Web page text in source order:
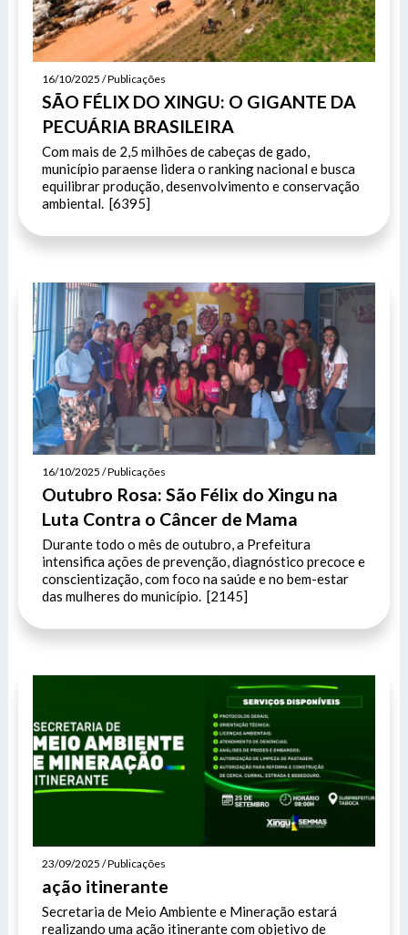
16/10/2025 / Publicações
SÃO FÉLIX DO XINGU: O GIGANTE DA
PECUÁRIA BRASILEIRA
Com mais de 2,5 milhões de cabeças de gado,
município paraense lidera o ranking nacional e busca
equilibrar produção, desenvolvimento e conservação
ambiental. [6395]
16/10/2025 / Publicações
Outubro Rosa: São Félix do Xingu na
Luta Contra o Câncer de Mama
Durante todo o mês de outubro, a Prefeitura
intensifica ações de prevenção, diagnóstico precoce e
conscientização, com foco na saúde e no bem-estar
das mulheres do município. [2145]
23/09/2025 / Publicações
ação itinerante
Secretaria de Meio Ambiente e Mineração estará
realizando uma ação itinerante com objetivo de